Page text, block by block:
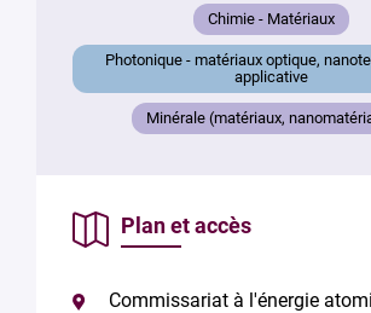
Chimie - Matériaux
Photonique - matériaux optique,
applicative
Minérale (matériaux,
Plan et accès
Commissariat à l'énergie